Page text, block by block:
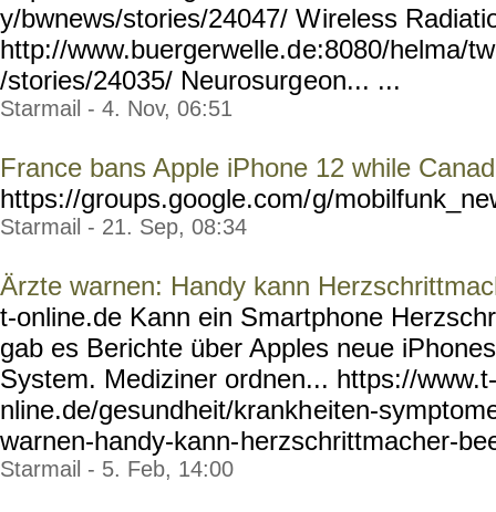
y/bwnews/stories/24047/ Wireless
http://www.buergerwelle.de:8080/helma/
/stories/24035/ Neurosurgeon... ...
Starmail - 4. Nov, 06:51
France bans Apple iPhone 12 while
https://groups.google.com/g/
Starmail - 21. Sep, 08:34
Ärzte warnen: Handy kann
t-online.de Kann ein Smartphone
gab es Berichte über Apples neue
System. Mediziner ordnen... https://
nline.de/gesundheit/krankheiten-
warnen-handy-kann-herzschrittmacher-
Starmail - 5. Feb, 14:00